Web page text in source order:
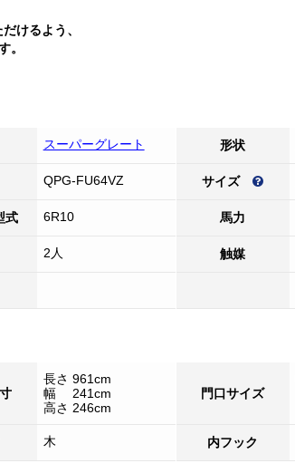
けるよう、
。
スーパーグレート 形状
QPG-FU64VZ サイズ
式 6R10 馬力
2人 触媒
長さ 961cm
幅 241cm
高さ 246cm
門口サイズ
木 内フック